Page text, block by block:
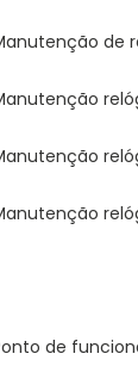
manutenção
manutenção
manutenção
manutenção
ponto de